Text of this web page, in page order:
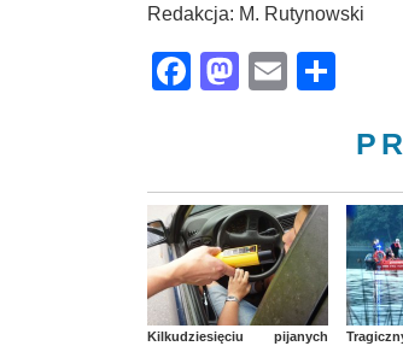
Redakcja: M. Rutynowski
Facebook
Mastodon
Email
Kilkudziesięciu pijanych